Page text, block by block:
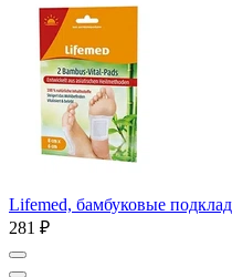
Lifemed, бамбуковые
281 ₽